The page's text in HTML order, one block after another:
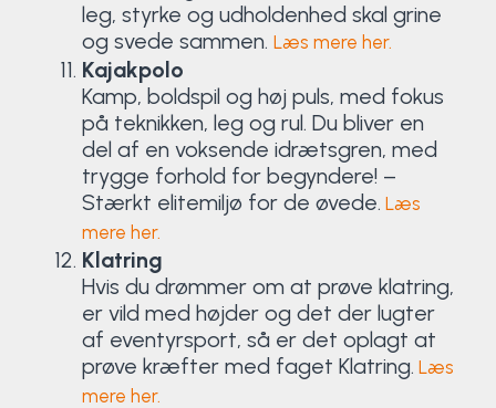
leg, styrke og udholdenhed skal grine
og svede sammen. Læs mere her.
Kajakpolo
Kamp, boldspil og høj puls, med fokus
på teknikken, leg og rul. Du bliver en
del af en voksende idrætsgren, med
trygge forhold for begyndere! –
Stærkt elitemiljø for de øvede. Læs
mere her.
Klatring
Hvis du drømmer om at prøve klatring,
er vild med højder og det der lugter
af eventyrsport, så er det oplagt at
prøve kræfter med faget Klatring. Læs
mere her.